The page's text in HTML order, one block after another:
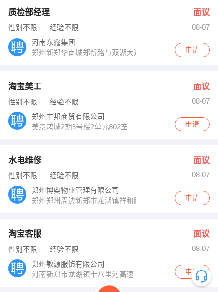
质检部经理 面议
性别不限 经验不限
08-07
河南东鑫集团
郑州新郑华南城郑新路与双湖大道交叉口西1000米
申请
淘宝美工 面议
性别不限 经验不限
08-07
郑州丰邦商贸有限公司
美景鸿城2期3号楼2单元802室
申请
水电维修 面议
性别不限 经验不限
08-07
郑州博奥物业管理有限公司
郑州郑州周边新郑市龙湖镇祥和路与湖滨路交叉口企业总
申请
淘宝客服 面议
性别不限 经验不限
08-07
郑州敏源服饰有限公司
河南新郑市龙湖镇十八里河高速下站口候庄村
申请